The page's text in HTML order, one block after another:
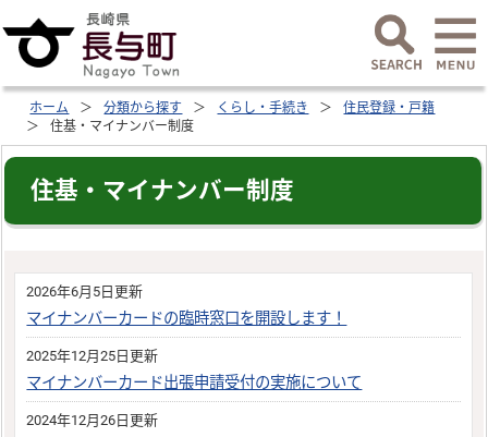
ホーム 分類から探す くらし・手続き
住民登録・戸籍
住基・マイナンバー制度
住基・マイナンバー制度
2026年6月5日更新
マイナンバーカードの臨時窓口を開設します！
2025年12月25日更新
マイナンバーカード出張申請受付の実施について
2024年12月26日更新